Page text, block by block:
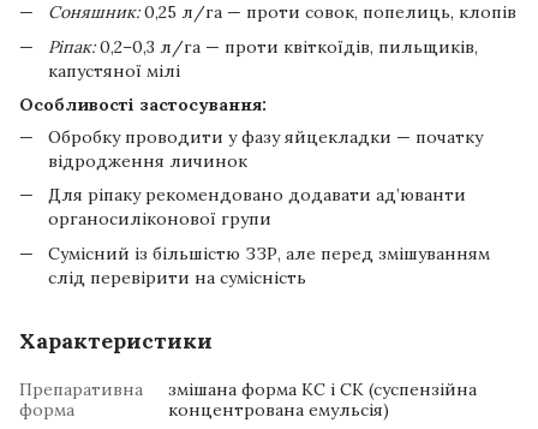
Соняшник:0,25 л/га — проти совок, попелиць, клопів
Ріпак:0,2–0,3 л/га — проти квіткоїдів, пильщиків,
капустяної мілі
Особливості застосування:
Обробку проводити у фазу яйцекладки — початку
відродження личинок
Для ріпаку рекомендовано додавати ад’юванти
органосиліконової групи
Сумісний із більшістю ЗЗР, але перед змішуванням
слід перевірити на сумісність
Характеристики
Препаративна
форма
змішана форма КС і СК (суспензійна
концентрована емульсія)